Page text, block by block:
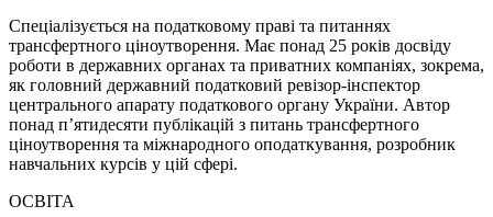
Спеціалізується на податковому праві та питаннях
трансфертного ціноутворення. Має понад 25 років досвіду
роботи в державних органах та приватних компаніях, зокрема,
як головний державний податковий ревізор-інспектор
центрального апарату податкового органу України. Автор
понад п’ятидесяти публікацій з питань трансфертного
ціноутворення та міжнародного оподаткування, розробник
навчальних курсів у цій сфері.
ОСВІТА